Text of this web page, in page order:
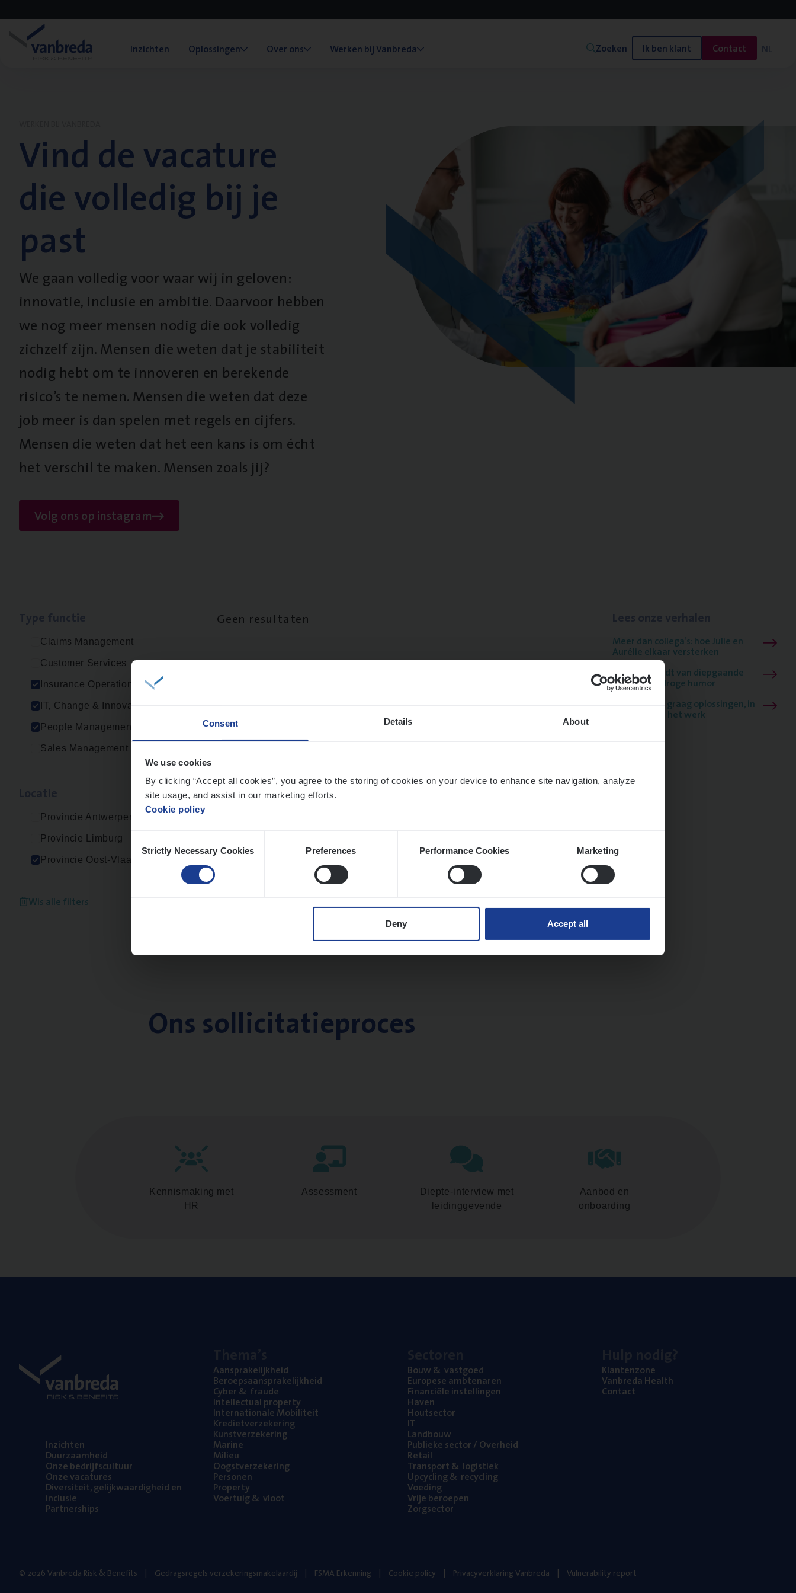
Consent Details About
We use cookies
By clicking “Accept all cookies”, you agree to the storing of cookies on your device to enhance site navigation, analyze
site usage, and assist in our marketing efforts.
Cookie policy
Selection
Strictly Necessary Cookies Preferences Performance Cookies Marketing
Deny Accept all
Inzichten Oplossingen Over ons Werken bij Vanbreda Zoeken Ik ben klant Contact NL
Vind de vacature
die volledig bij je
past
We gaan volledig voor waar wij in geloven:
innovatie, inclusie en ambitie. Daarvoor hebben
we nog meer mensen nodig die ook volledig
zichzelf zijn. Mensen die weten dat je stabiliteit
nodig hebt om te innoveren en berekende
risico’s te nemen. Mensen die weten dat deze
job meer is dan spelen met regels en cijfers.
Mensen die weten dat het een kans is om écht
het verschil te maken. Mensen zoals jij?
Volg ons op instagram
Claims Management
Customer Services
Insurance Operations
IT, Change & Innovation
People Management
Sales Management
Provincie Antwerpen
Provincie Limburg
Provincie Oost-Vlaanderen
Wis alle filters
Geen resultaten
Meer dan collega’s: hoe Julie en
Aurélie elkaar versterken
Mathias houdt van diepgaande
dossiers én droge humor
Thalia zoekt graag oplossingen, in
games én op het werk
Ons sollicitatieproces
Kennismaking met
HR
Assessment
Diepte-interview met
leidinggevende
Aanbod en
onboarding
Inzich­ten
Duur­zaam­heid
Onze bedrijfs­cul­tuur
Onze vaca­tu­res
Diver­si­teit, gelijk­waar­dig­heid en
inclusie
Part­ner­ships
Aan­spra­ke­lijk­heid
Beroeps­aan­spra­ke­lijk­heid
Cyber& fraude
Intel­lec­tu­al property
Inter­na­ti­o­na­le Mobiliteit
Kre­diet­ver­ze­ke­ring
Kunst­ver­ze­ke­ring
Mari­ne
Mili­eu
Oogst­ver­ze­ke­ring
Per­so­nen
Pro­per­ty
Voer­tuig& vloot
Bouw& vastgoed
Euro­pe­se ambtenaren
Finan­ci­ë­le instellingen
Haven
Hout­sec­tor
IT
Land­bouw
Publie­ke sec­tor / Overheid
Retail
Trans­port& logistiek
Upcy­cling& recycling
Voe­ding
Vrije beroe­pen
Zorg­sec­tor
Klan­ten­zo­ne
Van­b­re­da Health
Con­tact
© 2026 Vanbreda Risk & Benefits Gedragsregels verzekeringsmakelaardij FSMA Erkenning Cookie policy Privacyverklaring Vanbreda Vulnerability report